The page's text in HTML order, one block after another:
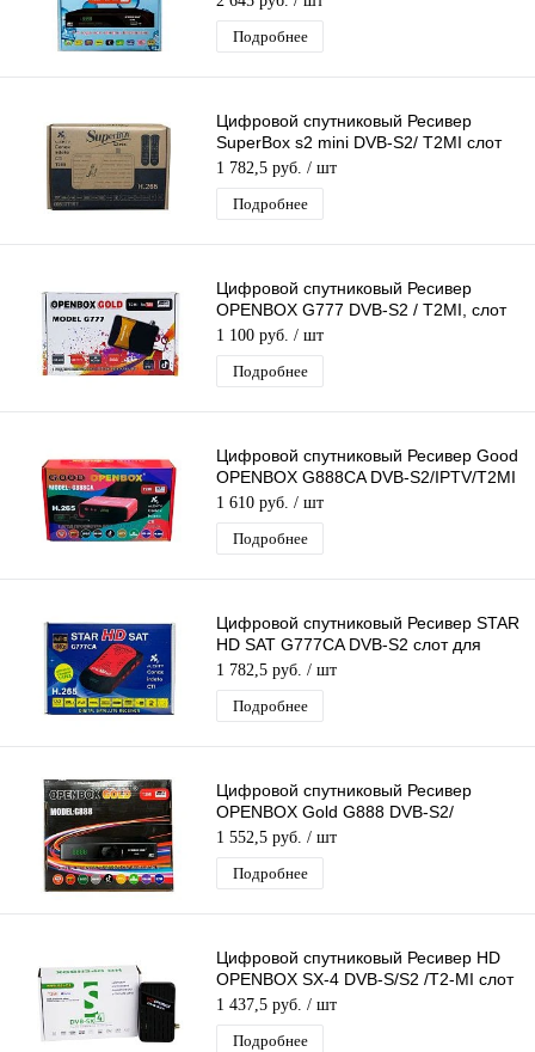
Подробнее
Цифровой спутниковый Ресивер
SuperBox s2 mini DVB-S2/ T2MI слот
для карты,поддержка 3G модема
1 782,5 руб. / шт
Подробнее
Цифровой спутниковый Ресивер
OPENBOX G777 DVB-S2 / T2MI, слот
для карты, USB поддержка 3G
модема
1 100 руб. / шт
Подробнее
Цифровой спутниковый Ресивер Good
OPENBOX G888CA DVB-S2/IPTV/T2MI
слот для карты,поддержка 3G модема
1 610 руб. / шт
Подробнее
Цифровой спутниковый Ресивер STAR
HD SAT G777CA DVB-S2 слот для
карты, USB поддержка 3G модема
1 782,5 руб. / шт
Подробнее
Цифровой спутниковый Ресивер
OPENBOX Gold G888 DVB-S2/
IPTV/T2MI слот для карты, поддержка
3G модема
1 552,5 руб. / шт
Подробнее
Цифровой спутниковый Ресивер HD
OPENBOX SX-4 DVB-S/S2 /T2-MI слот
для карты, USB поддержка 3G
модема
1 437,5 руб. / шт
Подробнее